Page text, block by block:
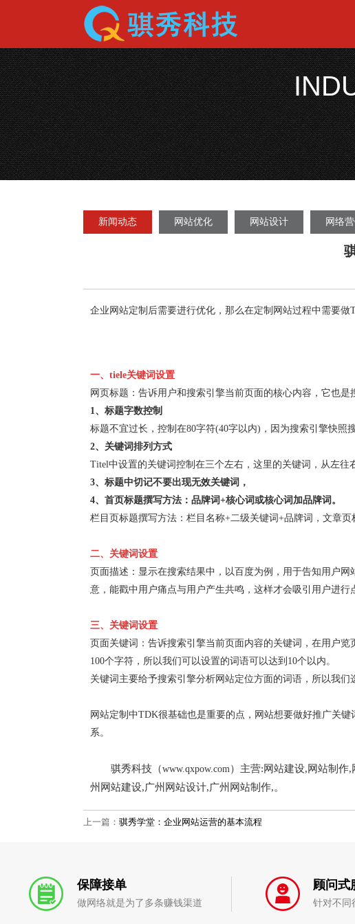
新闻动态 网站优化 网站设计 网络
企业网站定制后需要进行优化，那么在定制网站过程中需要
一、tiele关键词设置
网页标题：告诉用户和搜索引擎当前页面的核心内容，它也
1、标题字数控制
标题不宜过长，控制在80字符(40字以内)，因为搜索引擎快照
2、关键词排列方式
Titel中设置的关键词控制在三个左右，这里的关键词，从左
3、标题中切记不要出现无效关键词，
4、首页标题撰写方法：品牌词+核心词或核心词加品牌词。
栏目页标题撰写方法：栏目名称+二级关键词+品牌词，文章页
二、关键词设置
页面描述：显示在搜索结果中，以百度为例，用于告知用户
意，能戳中用户痛点与用户产生共鸣，这样才会吸引用户进行
三、关键词设置
页面关键词：告诉搜索引擎当前页面内容的关键词，在用户
100个字符，所以我们可以设置的词语可以达到10个以内。
关键词主要给予搜索引擎分析网站定位方面的词语，所以我
网站定制中TDK很基础也是重要的点，网站想要做好推广关
系。
骐秀科技（www.qxpow.com ）主营:网站建设,网站制作
州网站建设,广州网站设计,广州网站制作,。
上一篇： 骐秀学堂：企业网站运营的基本流程
保障接单
做网络就是为了多条赚钱渠道
顾问式
针对不同